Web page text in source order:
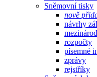
Sněmovní tisky
nově
návrhy
rozpočty
písemné
zprávy
rejstříky